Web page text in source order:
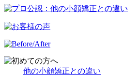
他の小顔矯正との違い